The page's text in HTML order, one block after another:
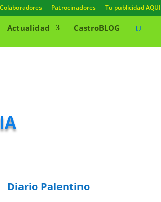
Colaboradores Patrocinadores Tu publicidad AQUI
Actualidad CastroBLOG
Diario Palentino